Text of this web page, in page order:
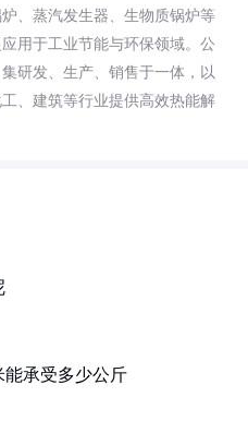
、蒸汽发生器、生物质锅炉等
用于工业节能与环保领域。公
研发、生产、销售于一体，以
、建筑等行业提供高效热能解
能承受多少公斤